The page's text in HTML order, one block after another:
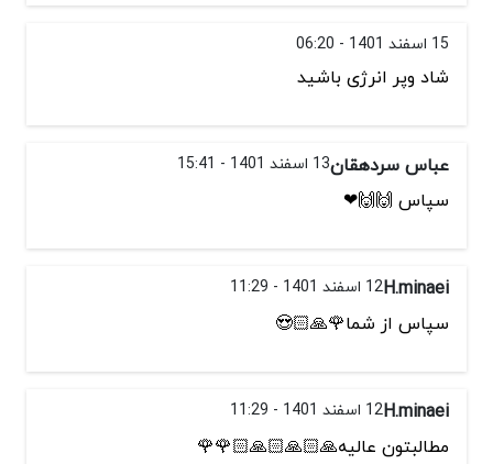
15 اسفند 1401 - 06:20
شاد وپر انرژی باشید
عباس سردهقان13 اسفند 1401 - 15:41
سپاس 🙌🙌❤
H.minaei12 اسفند 1401 - 11:29
سپاس از شما🌹🙏🏻😍
H.minaei12 اسفند 1401 - 11:29
مطالبتون عالیه🙏🏻🙏🏻🙏🏻🌹🌹